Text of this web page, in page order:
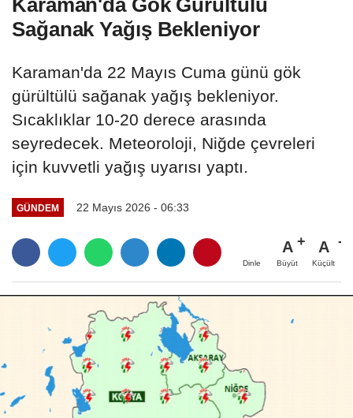
Karaman'da Gök Gürültülü
Sağanak Yağış Bekleniyor
Karaman'da 22 Mayıs Cuma günü gök
gürültülü sağanak yağış bekleniyor.
Sıcaklıklar 10-20 derece arasında
seyredecek. Meteoroloji, Niğde çevreleri
için kuvvetli yağış uyarısı yaptı.
GÜNDEM 22 Mayıs 2026 - 06:33
Dinle
A
Büyüt
A
Küçült